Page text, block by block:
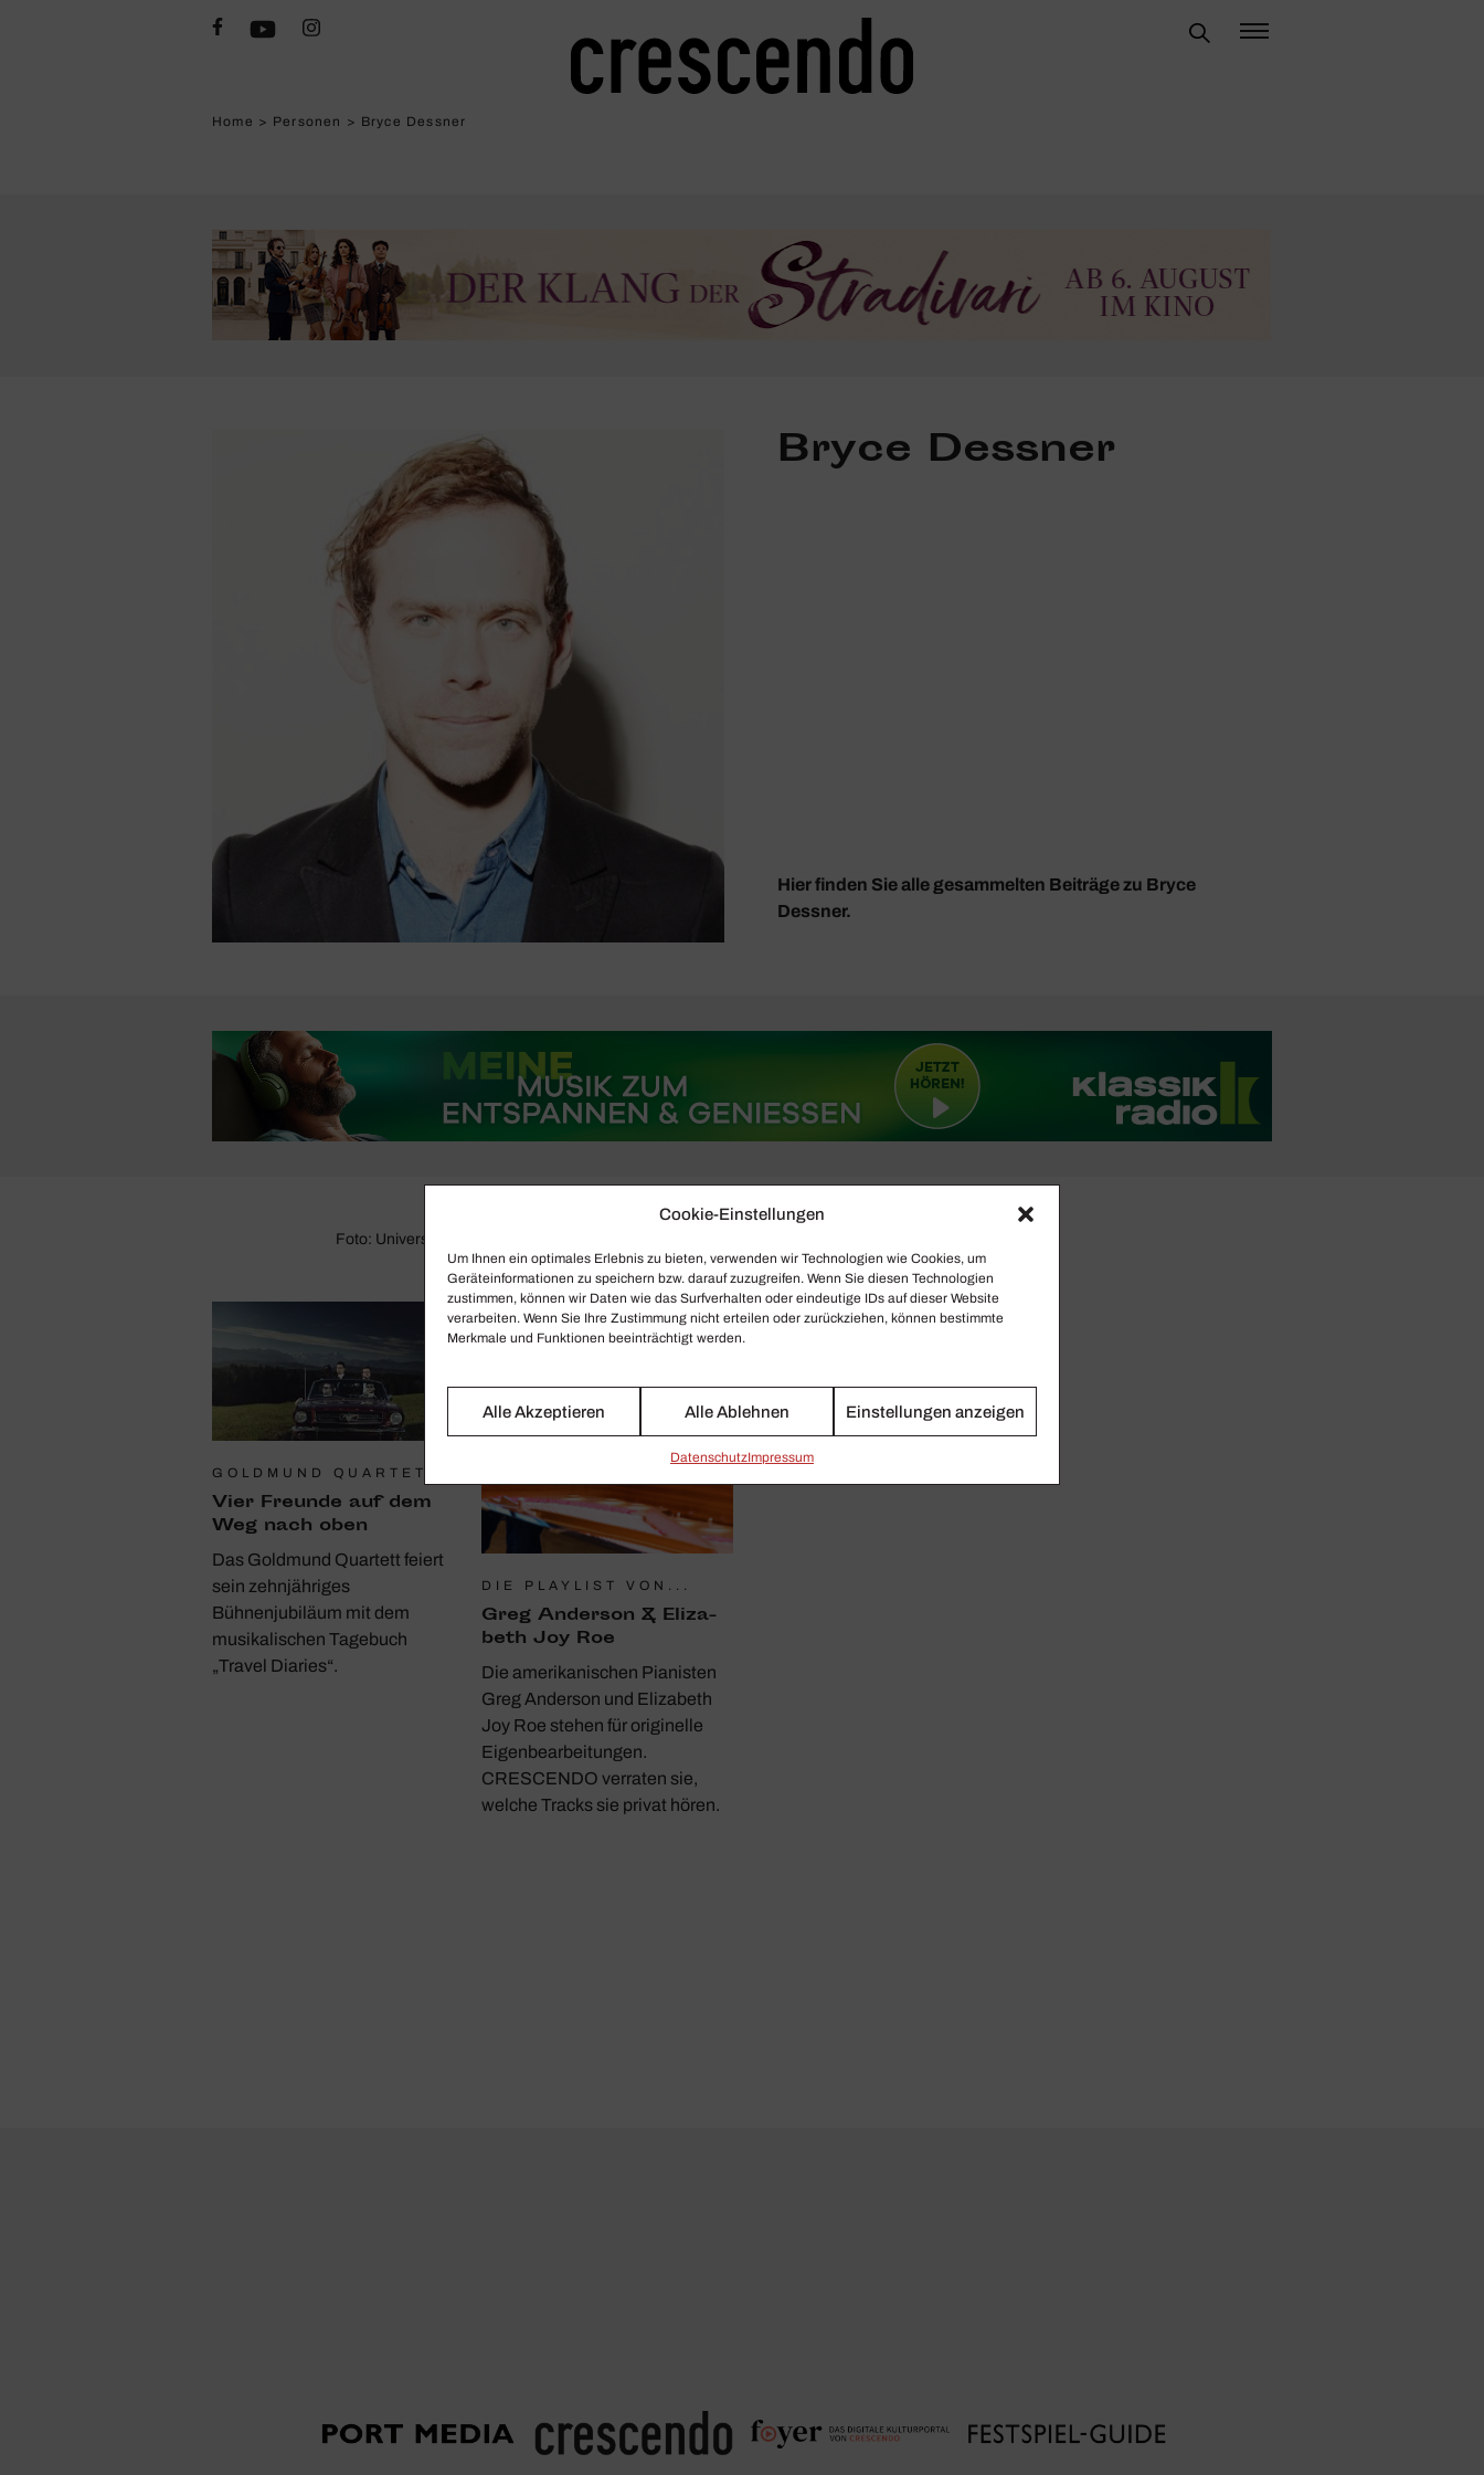
Cookie-Einstellungen
Um Ihnen ein optimales Erlebnis zu bieten, verwenden wir Technologien wie Cookies, um
Geräteinformationen zu speichern bzw. darauf zuzugreifen. Wenn Sie diesen Technologien
zustimmen, können wir Daten wie das Surfverhalten oder eindeutige IDs auf dieser Website
verarbeiten. Wenn Sie Ihre Zustimmung nicht erteilen oder zurückziehen, können bestimmte
Merkmale und Funktionen beeinträchtigt werden.
Alle Akzeptieren Alle Ablehnen Einstellungen anzeigen
Daten­schutzImpressum
Home > Personen > Bryce Dessner
Bryce Dessner
Hier finden Sie alle gesammelten Beiträge zu Bryce
Dessner.
Foto: Universal
GOLDMUND QUARTET
Vier Freunde auf dem
Weg nach oben
Das Goldmund Quartett feiert
sein zehnjähriges
Bühnenjubiläum mit dem
musikalischen Tagebuch
„Travel Diaries“.
DIE PLAYLIST VON...
Greg Anderson & Eliza­
beth Joy Roe
Die amerikanischen Pianisten
Greg Anderson und Elizabeth
Joy Roe stehen für originelle
Eigenbearbeitungen.
CRESCENDO verraten sie,
welche Tracks sie privat hören.